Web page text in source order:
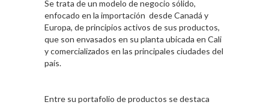
Se trata de un modelo de negocio sólido,
enfocado en la importación desde Canadá y
Europa, de principios activos de sus productos,
que son envasados en su planta ubicada en Cali
y comercializados en las principales ciudades del
país.
Entre su portafolio de productos se destaca